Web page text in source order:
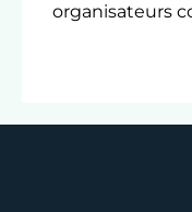
organisateurs